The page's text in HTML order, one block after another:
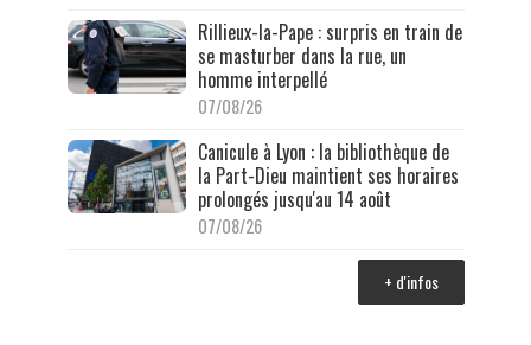
Rillieux-la-Pape : surpris en train de
se masturber dans la rue, un
homme interpellé
07/08/26
Canicule à Lyon : la bibliothèque de
la Part-Dieu maintient ses horaires
prolongés jusqu'au 14 août
07/08/26
+ d'infos